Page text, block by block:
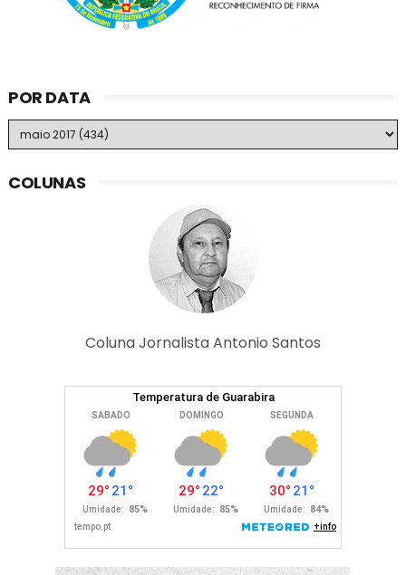
POR DATA
COLUNAS
Coluna Jornalista Antonio Santos